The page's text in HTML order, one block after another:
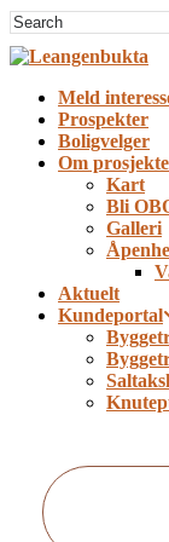
Skip
to
main
Close
Menu Meld
Prospekter
Boligvelger
Om
Kart
Bli
Galleri
Aktuelt
Kundeportal